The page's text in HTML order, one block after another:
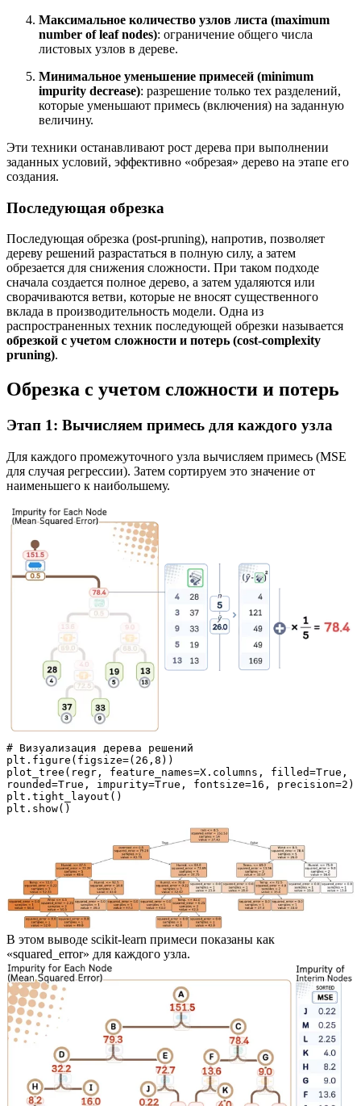
Максимальное количество узлов листа (maximum
number of leaf nodes): ограничение общего числа
листовых узлов в дереве.
Минимальное уменьшение примесей (minimum
impurity decrease): разрешение только тех разделений,
которые уменьшают примесь (включения) на заданную
величину.
Эти техники останавливают рост дерева при выполнении
заданных условий, эффективно «обрезая» дерево на этапе его
создания.
Последующая обрезка
Последующая обрезка (post-pruning), напротив, позволяет
дереву решений разрастаться в полную силу, а затем
обрезается для снижения сложности. При таком подходе
сначала создается полное дерево, а затем удаляются или
сворачиваются ветви, которые не вносят существенного
вклада в производительность модели. Одна из
распространенных техник последующей обрезки называется
обрезкой с учетом сложности и потерь (cost-complexity
pruning).
Обрезка с учетом сложности и потерь
Этап 1: Вычисляем примесь для каждого узла
Для каждого промежуточного узла вычисляем примесь (MSE
для случая регрессии). Затем сортируем это значение от
наименьшего к наибольшему.
# Визуализация дерева решений
plt.figure(figsize=(26,8))
plot_tree(regr, feature_names=X.columns, filled=True,
rounded=True, impurity=True, fontsize=16, precision=2)
plt.tight_layout()
plt.show()
В этом выводе scikit-learn примеси показаны как
«squared_error» для каждого узла.